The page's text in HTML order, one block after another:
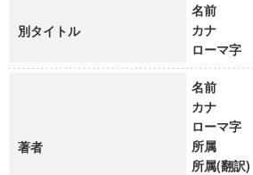
別タイトル
名前
カナ
ローマ字
著者
名前
カナ
ローマ字
所属
所属(翻訳)